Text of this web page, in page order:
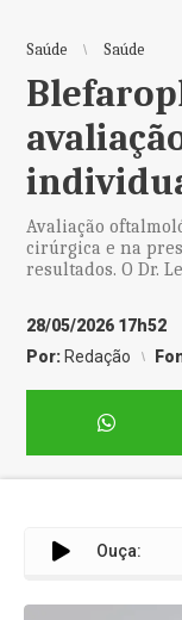
Saúde Saúde
Avaliação
cirúrgica e na
resultados. O Dr.
28/05/2026 17h52
Por: Redação
Ouça: